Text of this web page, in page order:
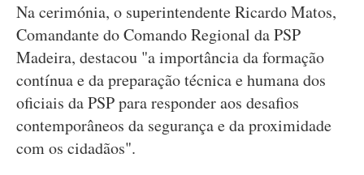
Na cerimónia, o superintendente Ricardo Matos,
Comandante do Comando Regional da PSP
Madeira, destacou "a importância da formação
contínua e da preparação técnica e humana dos
oficiais da PSP para responder aos desafios
contemporâneos da segurança e da proximidade
com os cidadãos".